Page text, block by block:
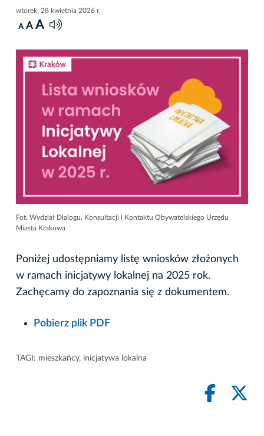
wtorek, 28 kwietnia 2026 r.
A A A
Fot. Wydział Dialogu, Konsultacji i Kontaktu Obywatelskiego Urzędu
Miasta Krakowa
Poniżej udostępniamy listę wniosków złożonych
w ramach inicjatywy lokalnej na 2025 rok.
Zachęcamy do zapoznania się z dokumentem.
Pobierz plik PDF
TAGI: mieszkańcy, inicjatywa lokalna